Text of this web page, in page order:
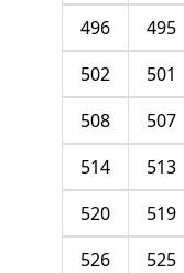
495
496
501
502
507
508
513
514
519
520
525
526